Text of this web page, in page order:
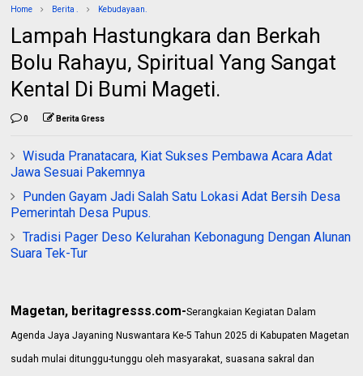
Home Berita . Kebudayaan.
Lampah Hastungkara dan Berkah
Bolu Rahayu, Spiritual Yang Sangat
Kental Di Bumi Mageti.
0 Berita Gress
Wisuda Pranatacara, Kiat Sukses Pembawa Acara Adat
Jawa Sesuai Pakemnya
Punden Gayam Jadi Salah Satu Lokasi Adat Bersih Desa
Pemerintah Desa Pupus.
Tradisi Pager Deso Kelurahan Kebonagung Dengan Alunan
Suara Tek-Tur
Magetan, beritagresss.com-Serangkaian Kegiatan Dalam
Agenda Jaya Jayaning Nuswantara Ke-5 Tahun 2025 di Kabupaten Magetan
sudah mulai ditunggu-tunggu oleh masyarakat, suasana sakral dan